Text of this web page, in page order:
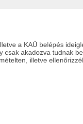
a KAÜ belépés
akadozva tudnak
illetve